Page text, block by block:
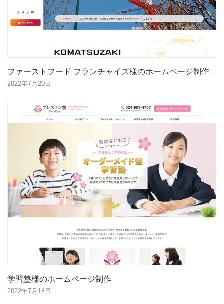
ファーストフード フランチャイズ様のホームページ制作
2022年7月20日
学習塾様のホームページ制作
2022年7月14日